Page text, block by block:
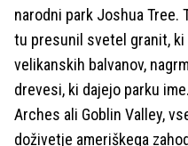
narodni park Joshua Tree.
tu presunil svetel granit,
velikanskih balvanov,
drevesi, ki dajejo parku
Arches ali Goblin Valley,
doživetje ameriškega